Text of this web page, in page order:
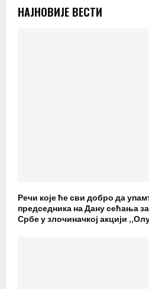
НАЈНОВИЈЕ ВЕСТИ
Речи које ће сви добро да
председника на Дану сећања
Србе у злочиначкој акцији